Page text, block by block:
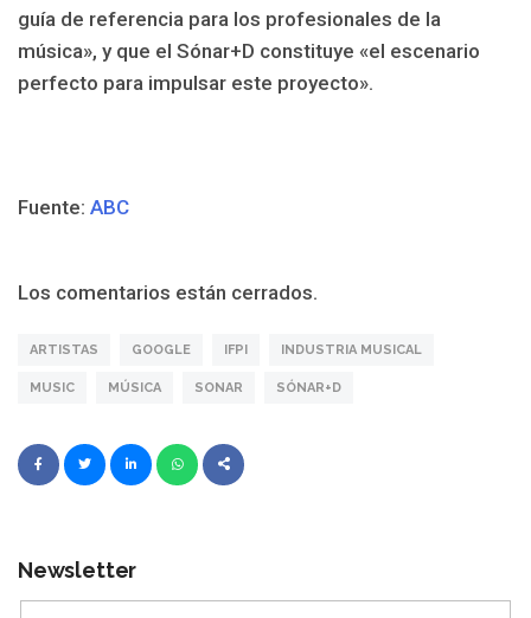
guía de referencia para los profesionales de la
música», y que el Sónar+D constituye «el escenario
perfecto para impulsar este proyecto».
Fuente: ABC
Los comentarios están cerrados.
ARTISTAS GOOGLE IFPI INDUSTRIA MUSICAL
MUSIC MÚSICA SONAR SÓNAR+D
Newsletter